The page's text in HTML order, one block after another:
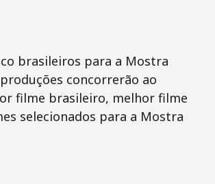
brasileiros para a Mostra
concorrerão ao
filme brasileiro, melhor filme
selecionados para a Mostra